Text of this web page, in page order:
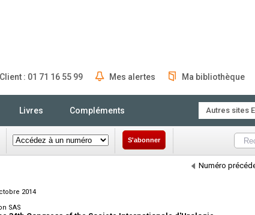
: 01 71 16 55 99 Mes alertes Ma bibliothèque
Livres Compléments Autres sites
S'abonner
Numéro
2014
SAS